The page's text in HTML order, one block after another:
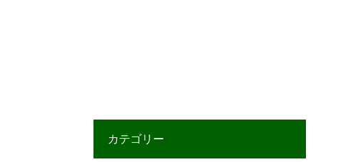
カテゴリー